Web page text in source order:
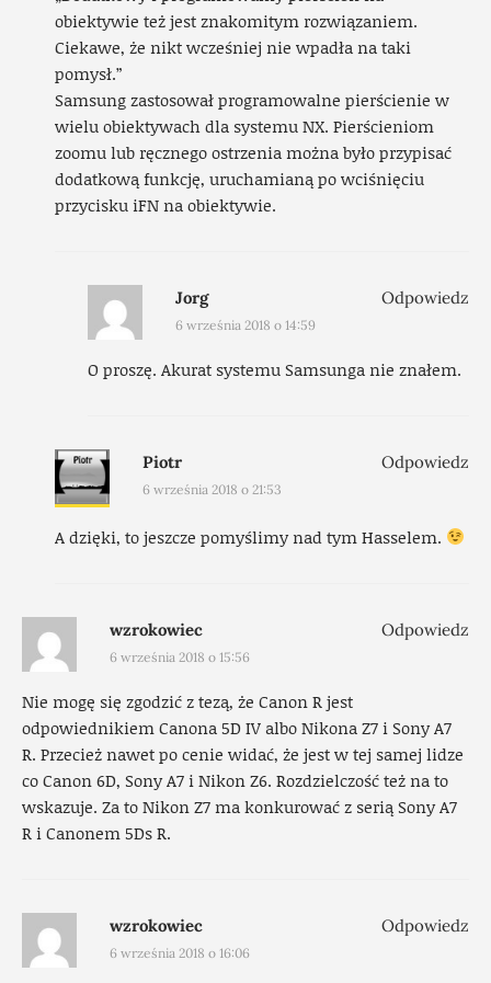
obiektywie też jest znakomitym rozwiązaniem.
Ciekawe, że nikt wcześniej nie wpadła na taki
pomysł.”
Samsung zastosował programowalne pierścienie w
wielu obiektywach dla systemu NX. Pierścieniom
zoomu lub ręcznego ostrzenia można było przypisać
dodatkową funkcję, uruchamianą po wciśnięciu
przycisku iFN na obiektywie.
Jorg
6 września 2018 o 14:59
O proszę. Akurat systemu Samsunga nie znałem.
Odpowiedz
Piotr
6 września 2018 o 21:53
A dzięki, to jeszcze pomyślimy nad tym Hasselem.
Odpowiedz
wzrokowiec
6 września 2018 o 15:56
Nie mogę się zgodzić z tezą, że Canon R jest
odpowiednikiem Canona 5D IV albo Nikona Z7 i Sony A7
R. Przecież nawet po cenie widać, że jest w tej samej lidze
co Canon 6D, Sony A7 i Nikon Z6. Rozdzielczość też na to
wskazuje. Za to Nikon Z7 ma konkurować z serią Sony A7
R i Canonem 5Ds R.
Odpowiedz
wzrokowiec
6 września 2018 o 16:06
Odpowiedz